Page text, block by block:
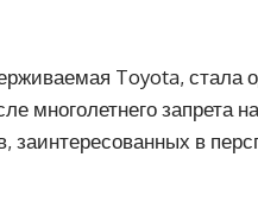
Toyota, стала
многолетнего запрета
в